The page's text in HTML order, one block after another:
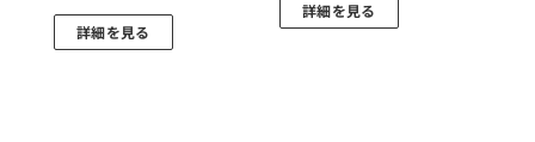
詳細を見る
詳細を見る